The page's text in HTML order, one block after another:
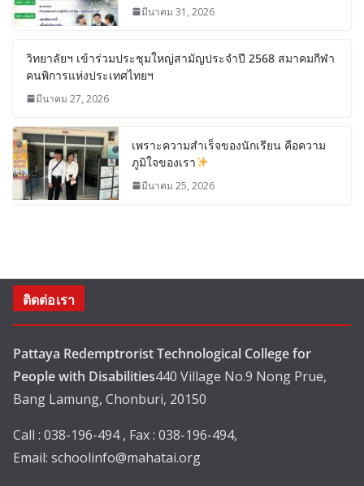
มีนาคม 31, 2026
วิทยาลัยฯ เข้าร่วมประชุมใหญ่สามัญประจำปี 2568 สมาคมกีฬา
คนพิการแห่งประเทศไทยฯ
มีนาคม 27, 2026
เพราะความสำเร็จของนักเรียน คือความ
ภูมิใจของเรา
มีนาคม 25, 2026
ติดต่อเรา
Pattaya Redemptrorist Technological College for
People with Disabilities440 Village No.9 Nong Prue,
Bang Lamung, Chonburi, 20150
Call : 038-196-494 , Fax : 038-196-494,
Email: schoolinfo@mahatai.org